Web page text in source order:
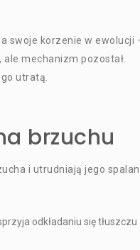
swoje korzenie w ewolucji
mechanizm pozostał.
utratą.
brzuchu
i utrudniają jego
odkładaniu się tłuszczu